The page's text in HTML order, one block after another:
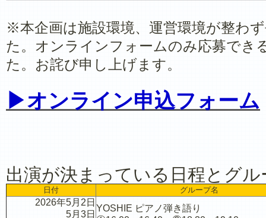
※本企画は施設環境、運営環境が整わ
た。オンラインフォームのみ応募でき
た。お詫び申し上げます。
▶オンライン申込フォーム
出演が決まっている日程とグル
日付 グループ名
2026年5月2日
5月3日
YOSHIE ピアノ弾き語り